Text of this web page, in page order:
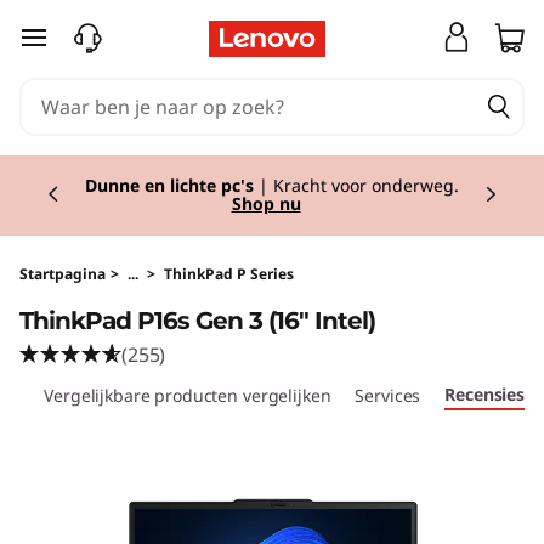
T
k
P
a
Ga naar de hoofdinhoud
Back to school!Ga goed voorbereid het
schooljaar in met de nieuwste tech. Shop nu.
Startpagina > ... > ThinkPad P Series
ThinkPad P16s Gen 3 (16″ Intel)
(255)
Vergelijkbare producten vergelijken Services Recensies